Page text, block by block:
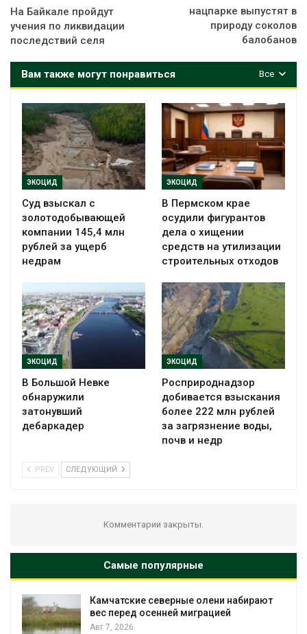
На Байкале пройдут
учения по ликвидации
последствий селя
нацпарке выпустят в
природу соколов
балобанов
Все
Вам также могут понравиться
ЭКОЦИД
Суд взыскал с
золотодобывающей
компании 145,4 млн
рублей за ущерб
недрам
ЭКОЦИД
В Пермском крае
осудили фигурантов
дела о хищении
средств на утилизации
строительных отходов
ЭКОЦИД
В Большой Невке
обнаружили
затонувший
дебаркадер
ЭКОЦИД
Росприроднадзор
добивается взыскания
более 222 млн рублей
за загрязнение воды,
почв и недр
PREV СЛЕДУЮЩИЙ
Комментарии закрыты.
Самые популярные
Камчатские северные олени набирают
вес перед осенней миграцией
Авг 7, 2026